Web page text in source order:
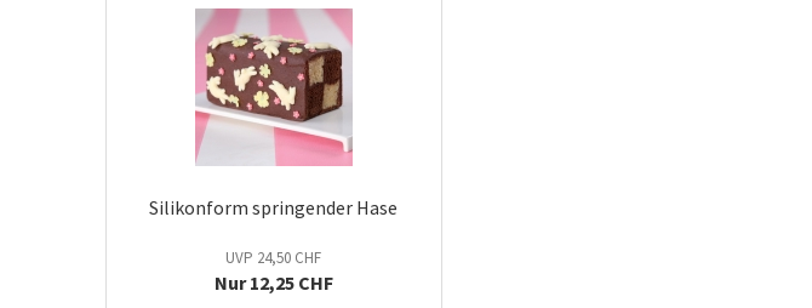
Silikonform springender Hase
UVP 24,50 CHF
Nur 12,25 CHF